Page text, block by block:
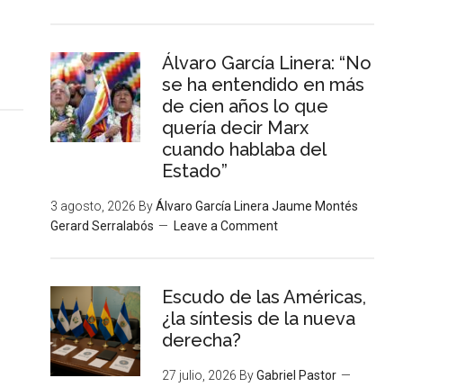
Álvaro García Linera: “No
se ha entendido en más
de cien años lo que
quería decir Marx
cuando hablaba del
Estado”
3 agosto, 2026 ByÁlvaro García Linera Jaume Montés
Gerard Serralabós
Leave a Comment
Escudo de las Américas,
¿la síntesis de la nueva
derecha?
27 julio, 2026 ByGabriel Pastor